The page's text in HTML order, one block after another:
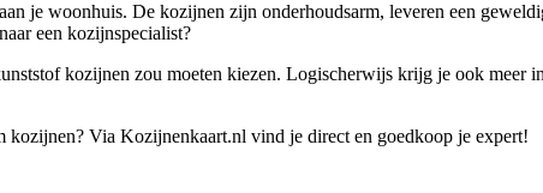
je woonhuis. De kozijnen zijn onderhoudsarm, leveren een
een kozijnspecialist?
kozijnen zou moeten kiezen. Logischerwijs krijg je ook meer
Via Kozijnenkaart.nl vind je direct en goedkoop je expert!